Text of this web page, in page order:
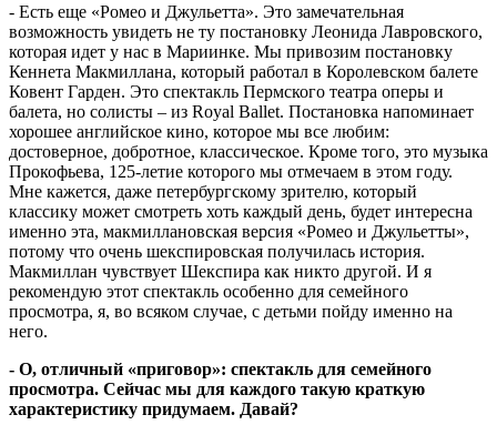
- Есть еще «Ромео и Джульетта». Это замечательная
возможность увидеть не ту постановку Леонида Лавровского,
которая идет у нас в Мариинке. Мы привозим постановку
Кеннета Макмиллана, который работал в Королевском балете
Ковент Гарден. Это спектакль Пермского театра оперы и
балета, но солисты – из Royal Ballet. Постановка напоминает
хорошее английское кино, которое мы все любим:
достоверное, добротное, классическое. Кроме того, это музыка
Прокофьева, 125-летие которого мы отмечаем в этом году.
Мне кажется, даже петербургскому зрителю, который
классику может смотреть хоть каждый день, будет интересна
именно эта, макмиллановская версия «Ромео и Джульетты»,
потому что очень шекспировская получилась история.
Макмиллан чувствует Шекспира как никто другой. И я
рекомендую этот спектакль особенно для семейного
просмотра, я, во всяком случае, с детьми пойду именно на
него.
- О, отличный «приговор»: спектакль для семейного
просмотра. Сейчас мы для каждого такую краткую
характеристику придумаем. Давай?